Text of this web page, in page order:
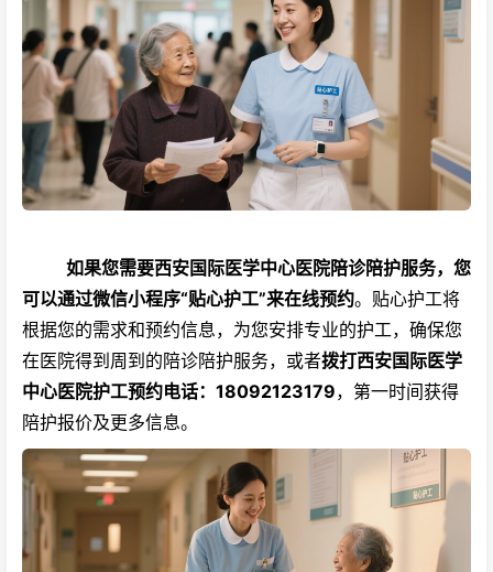
如果您需要西安国际医学中心医院陪诊陪护服务，您
可以通过微信小程序“贴心护工”来在线预约。贴心护工将
根据您的需求和预约信息，为您安排专业的护工，确保您
在医院得到周到的陪诊陪护服务，或者拨打西安国际医学
中心医院护工预约电话：18092123179，第一时间获得
陪护报价及更多信息。